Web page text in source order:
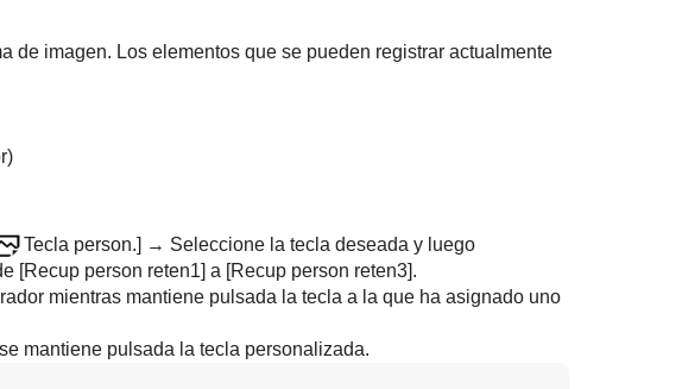
de imagen. Los elementos que se pueden registrar actualmente
Tecla person.] → Seleccione la tecla deseada y luego
[Recup person reten1] a [Recup person reten3].
mientras mantiene pulsada la tecla a la que ha asignado uno
mantiene pulsada la tecla personalizada.